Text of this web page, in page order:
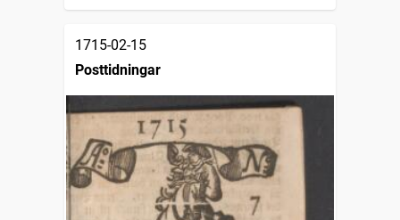
1715-02-15
Posttidningar